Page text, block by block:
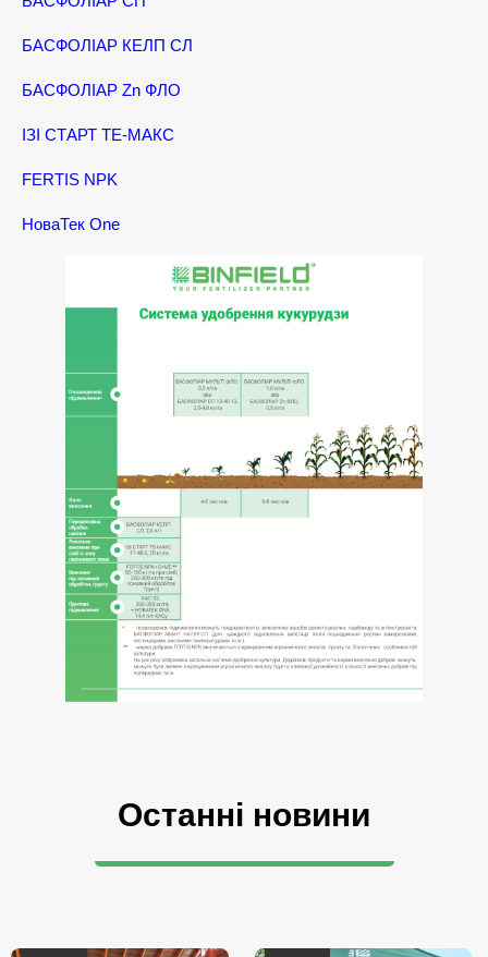
БАСФОЛІАР КЕЛП СЛ
БАСФОЛІАР Zn ФЛО
ІЗІ СТАРТ ТЕ-МАКС
FERTIS NPK
НоваТек Оne
Останні новини